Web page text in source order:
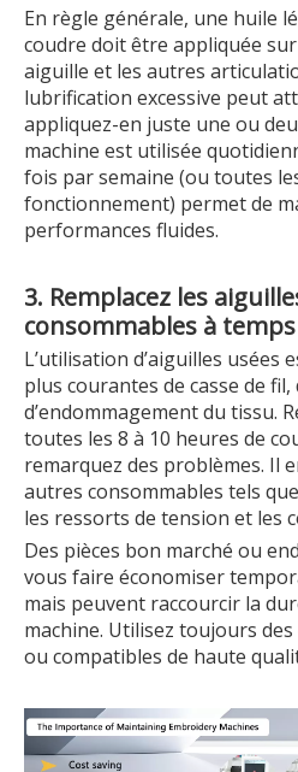
En règle générale, une huile
coudre doit être appliquée
aiguille et les autres
lubrification excessive peut
appliquez-en juste une ou
machine est utilisée
fois par semaine (ou toutes
fonctionnement) permet de
performances fluides.
3. Remplacez les
consommables à temps
L’utilisation d’aiguilles usées
plus courantes de casse de
d’endommagement du tissu.
toutes les 8 à 10 heures de
remarquez des problèmes. Il
autres consommables tels
les ressorts de tension et les
Des pièces bon marché ou
vous faire économiser
mais peuvent raccourcir la
machine. Utilisez toujours
ou compatibles de haute